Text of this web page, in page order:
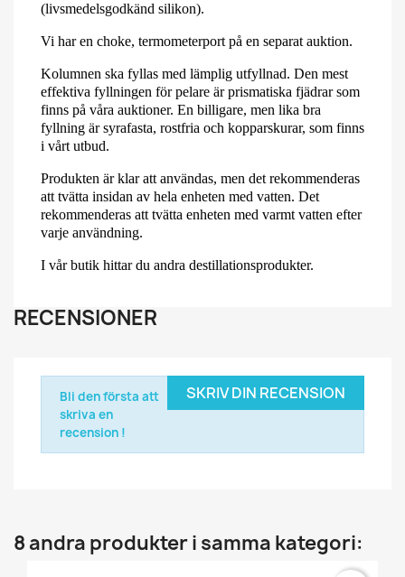
(livsmedelsgodkänd silikon).
Vi har en choke, termometerport på en separat auktion.
Kolumnen ska fyllas med lämplig utfyllnad. Den mest
effektiva fyllningen för pelare är prismatiska fjädrar som
finns på våra auktioner. En billigare, men lika bra
fyllning är syrafasta, rostfria och kopparskurar, som finns
i vårt utbud.
Produkten är klar att användas, men det rekommenderas
att tvätta insidan av hela enheten med vatten. Det
rekommenderas att tvätta enheten med varmt vatten efter
varje användning.
I vår butik hittar du andra destillationsprodukter.
RECENSIONER
SKRIV DIN RECENSION
Bli den första att
skriva en
recension !
8 andra produkter i samma kategori: